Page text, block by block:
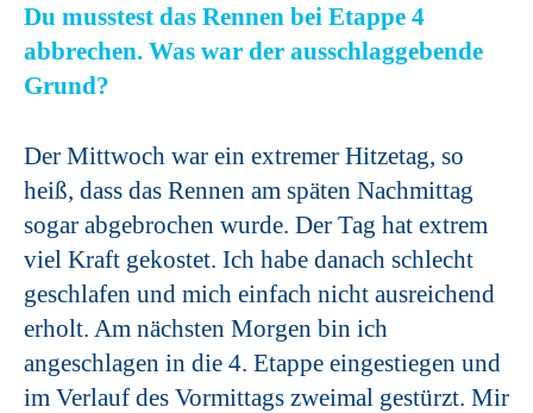
Du musstest das Rennen bei Etappe 4
abbrechen. Was war der ausschlaggebende
Grund?
Der Mittwoch war ein extremer Hitzetag, so
heiß, dass das Rennen am späten Nachmittag
sogar abgebrochen wurde. Der Tag hat extrem
viel Kraft gekostet. Ich habe danach schlecht
geschlafen und mich einfach nicht ausreichend
erholt. Am nächsten Morgen bin ich
angeschlagen in die 4. Etappe eingestiegen und
im Verlauf des Vormittags zweimal gestürzt. Mir